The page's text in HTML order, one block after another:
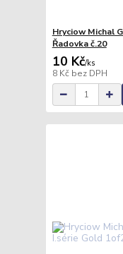
Hryciow Michal
Řadovka č.20
10 Kč/ks
8 Kč bez DPH